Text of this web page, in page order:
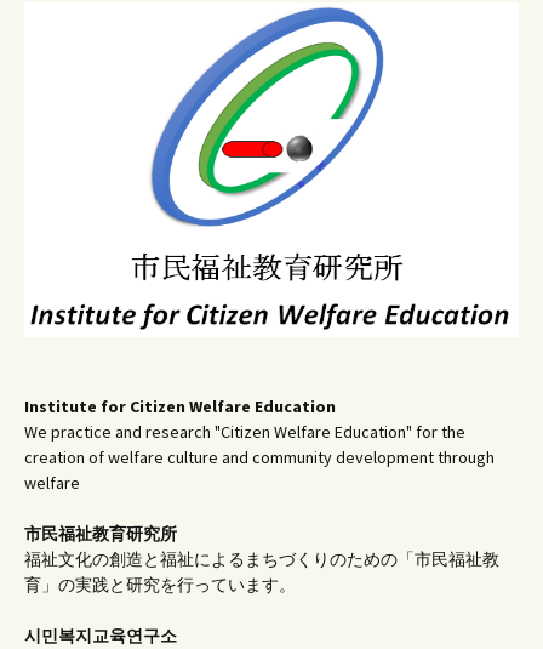
Institute for Citizen Welfare Education
We practice and research "Citizen Welfare Education" for the
creation of welfare culture and community development through
welfare
市民福祉教育研究所
福祉文化の創造と福祉によるまちづくりのための「市民福祉教
育」の実践と研究を行っています。
시민복지교육연구소